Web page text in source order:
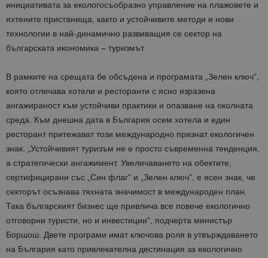
инициативата за екологосъобразно управление на плажовете и
яхтените пристанища, както и устойчивите методи и нови
технологии в най-динамично развиващия се сектор на
българската икономика – туризмът.
В рамките на срещата бе обсъдена и програмата „Зелен ключ“,
която отличава хотели и ресторанти с ясно изразена
ангажираност към устойчиви практики и опазване на околната
среда. Към днешна дата в България осем хотела и един
ресторант притежават този международно признат екологичен
знак. „Устойчивият туризъм не е просто съвременна тенденция,
а стратегически ангажимент. Увеличаването на обектите,
сертифицирани със „Син флаг“ и „Зелен ключ“, е ясен знак, че
секторът осъзнава тяхната значимост в международен план.
Така българският бизнес ще привлича все повече екологично
отговорни туристи, но и инвестиции“, подчерта министър
Боршош. Двете програми имат ключова роля в утвърждаването
на България като привлекателна дестинация за екологично